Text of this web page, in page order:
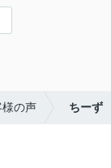
まめにご連絡
ことができま
。
めしたい不動
様の声 ちーず